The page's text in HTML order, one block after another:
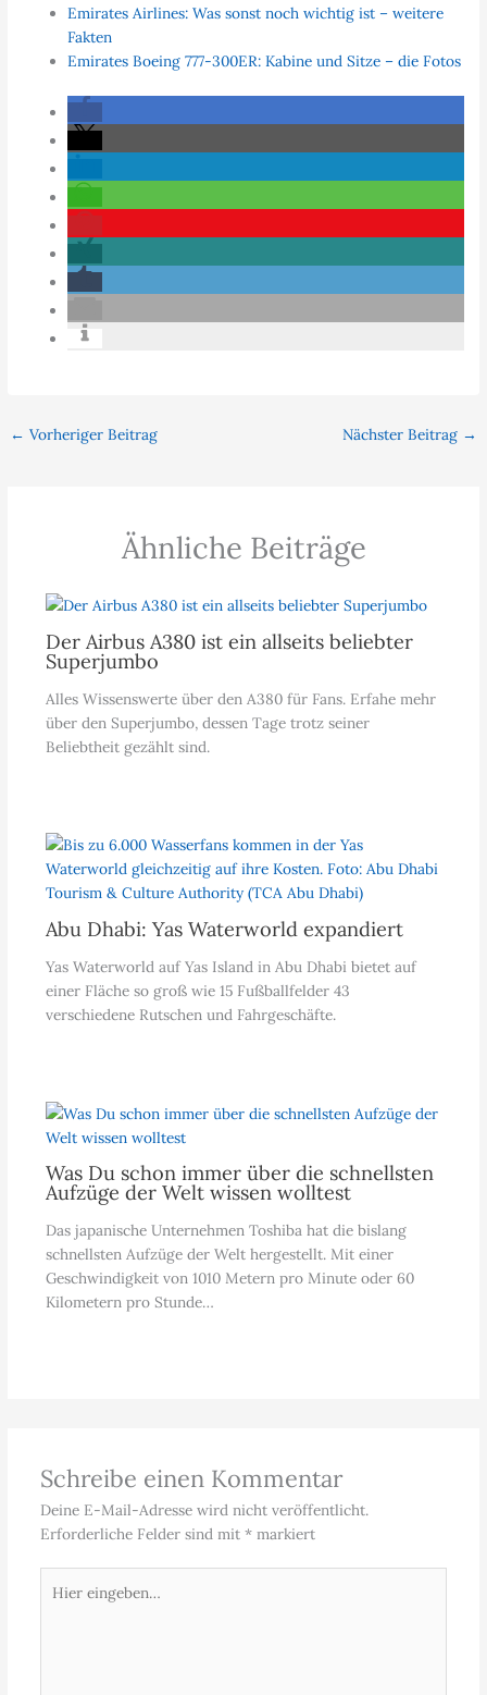
Emirates Airlines: Was sonst noch wichtig ist – weitere
Fakten
Emirates Boeing 777-300ER: Kabine und Sitze – die Fotos
← Vorheriger Beitrag Nächster Beitrag →
Ähnliche Beiträge
Der Airbus A380 ist ein allseits beliebter
Superjumbo
Alles Wissenswerte über den A380 für Fans. Erfahe mehr
über den Superjumbo, dessen Tage trotz seiner
Beliebtheit gezählt sind.
Abu Dhabi: Yas Waterworld expandiert
Yas Waterworld auf Yas Island in Abu Dhabi bietet auf
einer Fläche so groß wie 15 Fußballfelder 43
verschiedene Rutschen und Fahrgeschäfte.
Was Du schon immer über die schnellsten
Aufzüge der Welt wissen wolltest
Das japanische Unternehmen Toshiba hat die bislang
schnellsten Aufzüge der Welt hergestellt. Mit einer
Geschwindigkeit von 1010 Metern pro Minute oder 60
Kilometern pro Stunde…
Schreibe einen Kommentar
Deine E-Mail-Adresse wird nicht veröffentlicht.
Erforderliche Felder sind mit *markiert
eingeben…